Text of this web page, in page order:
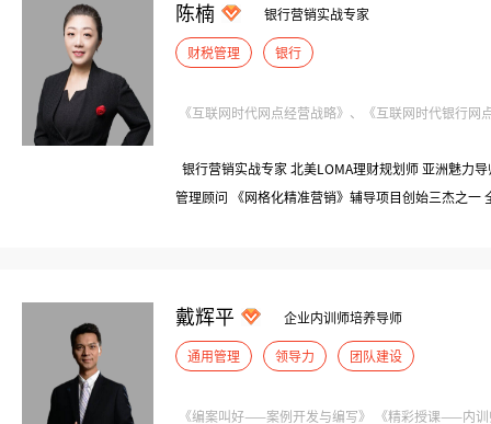
陈楠 银行营销实战专家
财税管理 银行
《互联网时代网点经营战略》、《互联网时代银行网
银行营销实战专家 北美LOMA理财规划师 亚洲魅力
管理顾问 《网格化精准营销》辅导项目创始三杰之一
戴辉平 企业内训师培养导师
通用管理 领导力 团队建设
《编案叫好——案例开发与编写》 《精彩授课——内训